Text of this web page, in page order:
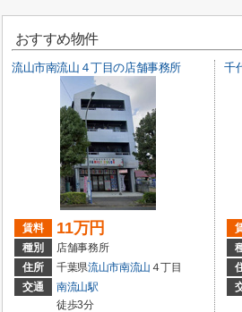
おすすめ物件
流山市南流山４丁目の店舗事務所
賃料 11万円
種別
店舗事務所
住所
千葉県流山市南流山 ４丁目
交通
南流山駅
徒歩3分